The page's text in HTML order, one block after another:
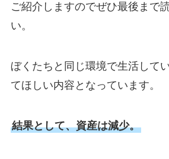
ご紹介しますのでぜひ最後まで
い。
ぼくたちと同じ環境で生活して
てほしい内容となっています。
結果として、資産は減少。